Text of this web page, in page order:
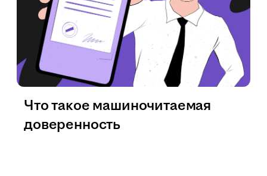
Что такое машиночитаемая
доверенность